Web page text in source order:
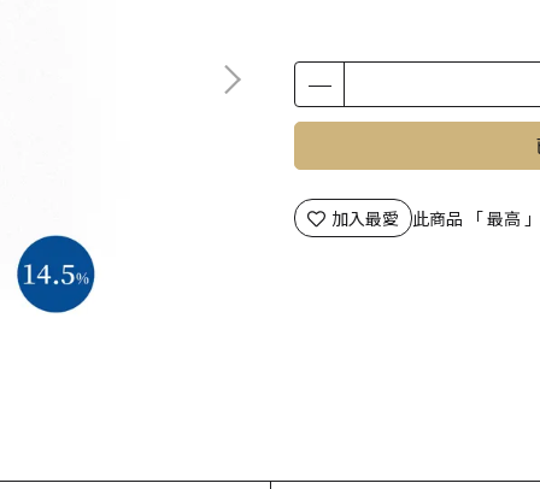
加入最愛 此商品 「 最高